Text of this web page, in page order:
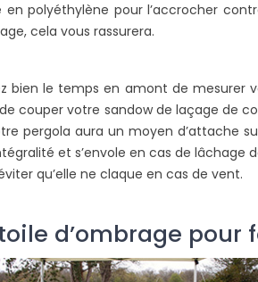
en polyéthylène pour l’accrocher
cela vous rassurera.
bien le temps en amont de mesurer
couper votre sandow de laçage de
pergola aura un moyen d’attache
et s’envole en cas de lâchage
qu’elle ne claque en cas de vent.
d’ombrage pour